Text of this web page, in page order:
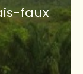
faux